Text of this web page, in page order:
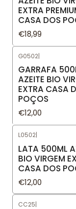
EXTRA
CASA DOS
€18,99
G0502|
GARRAFA
AZEITE BIO
EXTRA CASA
POÇOS
€12,00
L0502|
LATA 500ML
BIO VIRGEM
CASA DOS
€12,00
CC25|